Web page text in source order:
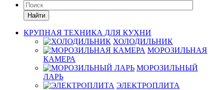
Найти
КРУПНАЯ ТЕХНИКА ДЛЯ КУХНИ
ХОЛОДИЛЬНИК
МОРОЗИЛЬНАЯ
КАМЕРА
МОРОЗИЛЬНЫЙ
ЛАРЬ
ЭЛЕКТРОПЛИТА